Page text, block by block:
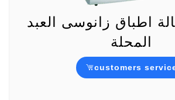
اطباق زانوسى العبد
المحلة
customers